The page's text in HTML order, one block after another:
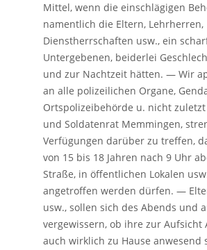
Mittel, wenn die einschlägigen
namentlich die Eltern, Lehrherren,
Dienstherrschaften usw., ein
Untergebenen, beiderlei
und zur Nachtzeit hätten. — Wir
an alle polizeilichen Organe,
Ortspolizeibehörde u. nicht
und Soldatenrat Memmingen,
Verfügungen darüber zu treffen,
von 15 bis 18 Jahren nach 9 Uhr
Straße, in öffentlichen Lokalen
angetroffen werden dürfen. —
usw., sollen sich des Abends und
vergewissern, ob ihre zur Aufsicht
auch wirklich zu Hause anwesend